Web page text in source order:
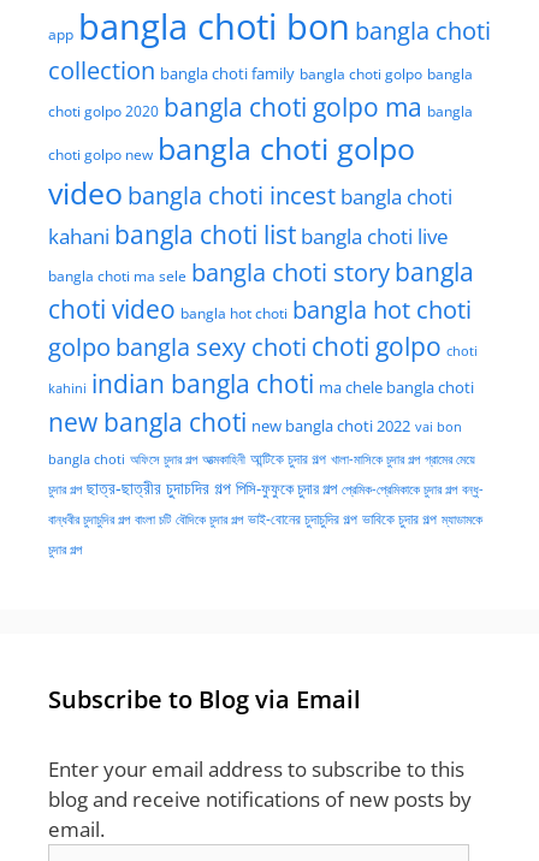
app bangla choti bon bangla choti
collection bangla choti family bangla choti golpo bangla
choti golpo 2020 bangla choti golpo ma bangla
choti golpo new bangla choti golpo
video bangla choti incest bangla choti
kahani bangla choti list bangla choti live
bangla choti ma sele bangla choti storybangla
choti video bangla hot choti bangla hot choti
golpo bangla sexy choti choti golpo choti
kahini indian bangla choti ma chele bangla choti
new bangla choti new bangla choti 2022 vai bon
bangla choti অফিসে চুদার গল্প আত্মকাহিনী আন্টিকে চুদার গল্প খালা-মাসিকে চুদার গল্প গ্রামের মেয়ে
চুদার গল্প ছাত্র-ছাত্রীর চুদাচদির গল্প পিসি-ফুফুকে চুদার গল্প প্রেমিক-প্রেমিকাকে চুদার গল্প বন্ধু-
বান্ধবীর চুদাচুদির গল্প বাংলা চটি বৌদিকে চুদার গল্প ভাই-বোনের চুদাচুদির গল্প ভাবিকে চুদার গল্প ম্যাডামকে
চুদার গল্প
Subscribe to Blog via Email
Enter your email address to subscribe to this
blog and receive notifications of new posts by
email.